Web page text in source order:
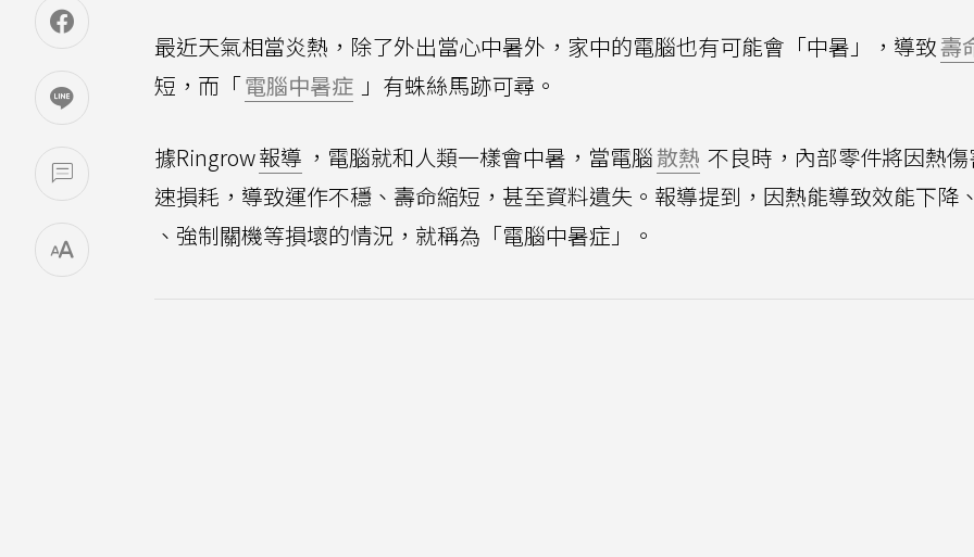
最近天氣相當炎熱，除了外出當心中暑外，家中的電腦也有可能會「中暑」，導致壽
短，而「電腦中暑症 」有蛛絲馬跡可尋。
據Ringrow報導 ，電腦就和人類一樣會中暑，當電腦散熱 不良時，內部零件將因熱
速損耗，導致運作不穩、壽命縮短，甚至資料遺失。報導提到，因熱能導致效能下降
、強制關機等損壞的情況，就稱為「電腦中暑症」。